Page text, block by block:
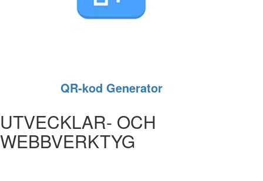
QR‑kod Generator
UTVECKLAR- OCH
WEBBVERKTYG